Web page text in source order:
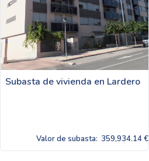
Subasta de vivienda en Lardero
Valor de subasta: 359,934.14 €